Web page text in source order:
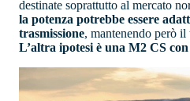
destinate soprattutto al mercato
la potenza potrebbe essere
trasmissione, mantenendo però
L’altra ipotesi è una M2 CS